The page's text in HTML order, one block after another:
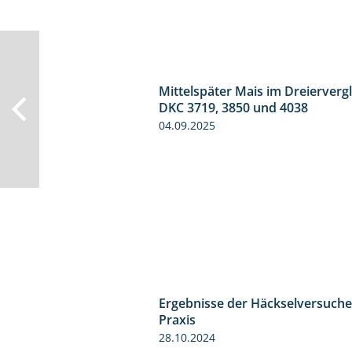
Mittelspäter Mais im
DKC 3719, 3850 und 4038
04.09.2025
Ergebnisse der
Praxis
28.10.2024